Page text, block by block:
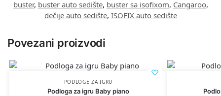
buster, buster auto sedište, buster sa isofixom, Cangaroo,
dečije auto sedište, ISOFIX auto sedište
Povezani proizvodi
PODLOGE ZA IGRU
Podloga za igru Baby piano